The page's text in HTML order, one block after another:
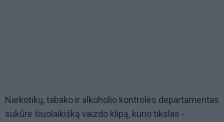
Narkotikų, tabako ir alkoholio kontrolės departamentas
sukūrė šiuolaikišką vaizdo klipą, kurio tikslas -